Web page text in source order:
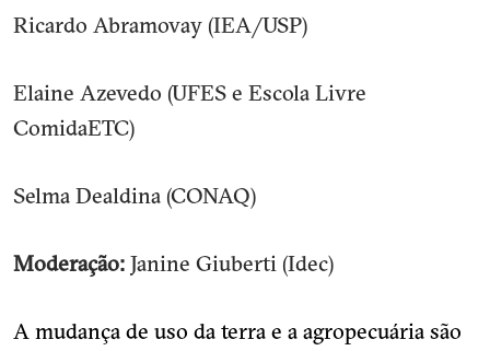
Ricardo Abramovay (IEA/USP)
Elaine Azevedo (UFES e Escola Livre
ComidaETC)
Selma Dealdina (CONAQ)
Moderação: Janine Giuberti (Idec)
A mudança de uso da terra e a agropecuária são